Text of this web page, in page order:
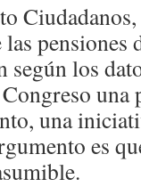
pensiones
los
una
es